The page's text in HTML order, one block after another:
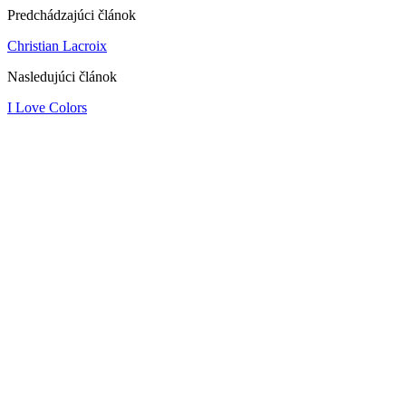
Predchádzajúci článok
Christian Lacroix
Nasledujúci článok
I Love Colors